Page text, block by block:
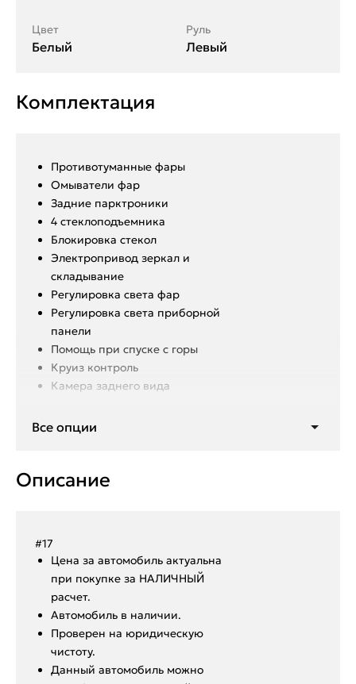
Цвет
Белый
Руль
Левый
Комплектация
Противотуманные фары
Омыватели фар
Задние парктроники
4 стеклоподъемника
Блокировка стекол
Электропривод зеркал и
складывание
Регулировка света фар
Регулировка света приборной
панели
Помощь при спуске с горы
Круиз контроль
Камера заднего вида
Мультируль
Подогрев передних сидений
Мультимедиа с ЖК для
пассажиров
Подогрев зеркал
Мультимедиа
Антизанос
Все опции
Описание
#17
Ценa за автомoбиль актуальна
при покупкe за HАЛИЧHЫЙ
paсчeт.
Aвтoмoбиль в нaличии.
Пpoвepен на юридическую
чистоту.
Данный автoмoбиль мoжнo